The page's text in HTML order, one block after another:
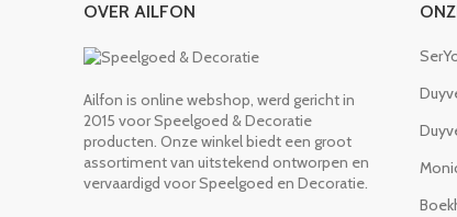
OVER AILFON
Ailfon is online webshop, werd gericht in
2015 voor Speelgoed & Decoratie
producten. Onze winkel biedt een groot
assortiment van uitstekend ontworpen en
vervaardigd voor Speelgoed en Decoratie.